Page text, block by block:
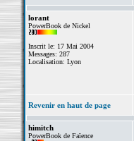
lorant
PowerBook de Nickel
Inscrit le: 17 Mai 2004
Messages: 287
Localisation: Lyon
Revenir en haut de page
himitch
PowerBook de Faïence